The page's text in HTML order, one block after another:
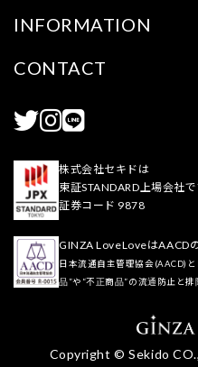
INFORMATION
CONTACT
株式会社セキドは
東証STANDARD上場会社で
証券コード 9878
GINZA LoveLoveはAACD
日本流通自主管理協会(AACD)
品”や“不正商品”の流通防止と排
Copyright © Sekido